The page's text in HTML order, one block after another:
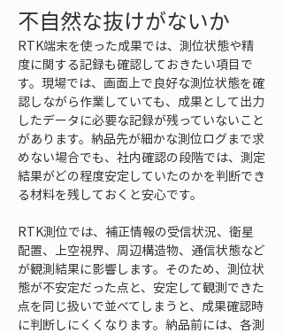
不自然な抜けがないか
RTK端末を使った成果では、測位状態や精
度に関する記録も確認しておきたい項目で
す。現場では、画面上で良好な測位状態を確
認しながら作業していても、成果として出力
したデータに必要な記録が残っていないこと
があります。納品先が細かな測位ログまで求
めない場合でも、社内確認の段階では、測定
結果がどの程度安定していたのかを判断でき
る材料を残しておくと安心です。
RTK測位では、補正情報の受信状況、衛星
配置、上空視界、周辺構造物、通信状態など
が観測結果に影響します。そのため、測位状
態が不安定だった点と、安定して観測できた
点を同じ扱いで並べてしまうと、成果確認時
に判断しにくくなります。納品前には、各測